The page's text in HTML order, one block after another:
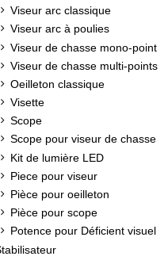
Viseur arc classique
Viseur arc à poulies
Viseur de chasse mono-point
Viseur de chasse multi-points
Oeilleton classique
Visette
Scope
Scope pour viseur de chasse
Kit de lumière LED
Piece pour viseur
Pièce pour oeilleton
Pièce pour scope
Potence pour Déficient visuel